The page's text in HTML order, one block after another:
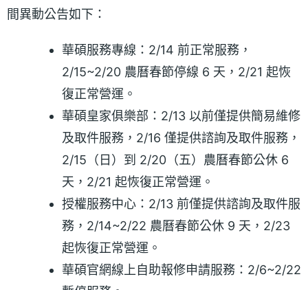
間異動公告如下：
華碩服務專線：2/14 前正常服務，
2/15~2/20 農曆春節停線 6 天，2/21 起恢
復正常營運。
華碩皇家俱樂部：2/13 以前僅提供簡易維修
及取件服務，2/16 僅提供諮詢及取件服務，
2/15（日）到 2/20（五）農曆春節公休 6
天，2/21 起恢復正常營運。
授權服務中心：2/13 前僅提供諮詢及取件服
務，2/14~2/22 農曆春節公休 9 天，2/23
起恢復正常營運。
華碩官網線上自助報修申請服務：2/6~2/22